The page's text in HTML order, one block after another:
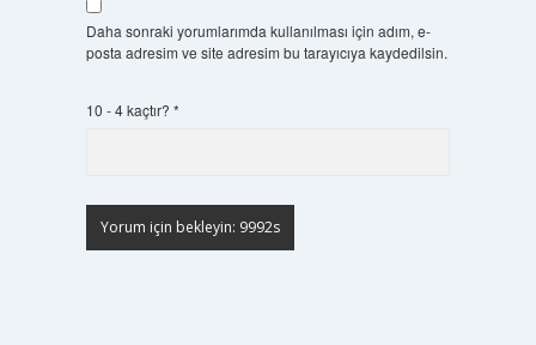
Daha sonraki yorumlarımda kullanılması için adım, e-
posta adresim ve site adresim bu tarayıcıya kaydedilsin.
10 - 4 kaçtır? *